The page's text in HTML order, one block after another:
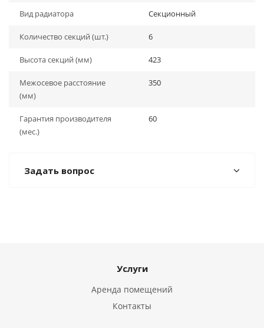
Вид радиатора Секционный
Количество секций (шт.) 6
Высота секций (мм) 423
Межосевое расстояние
(мм)
350
Гарантия производителя
(мес.)
60
Задать вопрос
Услуги
Аренда помещений
Контакты